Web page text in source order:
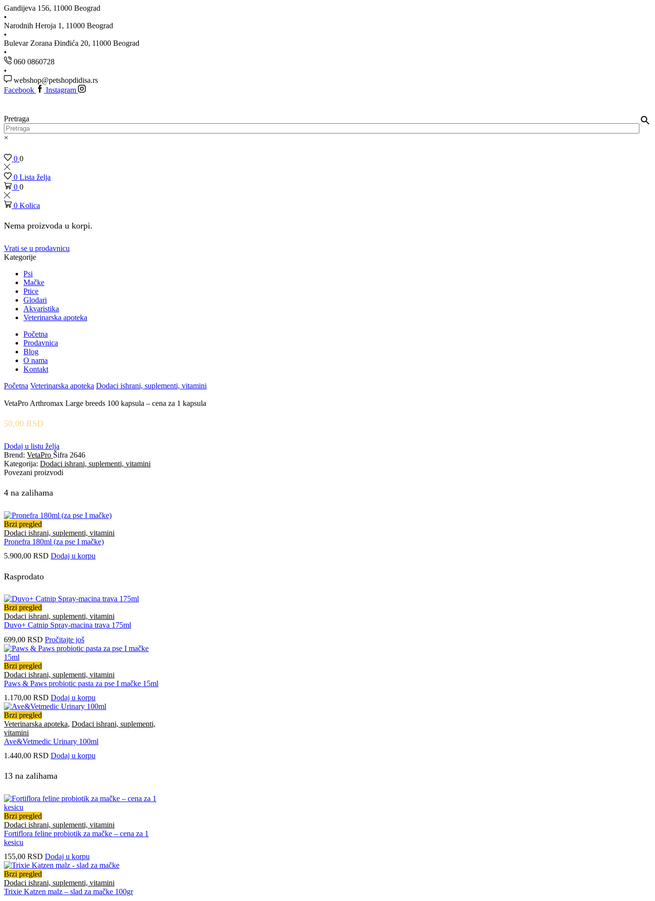
Gandijeva 156, 11000 Beograd
Narodnih Heroja 1, 11000 Beograd
Bulevar Zorana Đinđića 20, 11000 Beograd
060 0860728
webshop@petshopdidisa.rs
Facebook
Instagram
Pretraga
×
0 0
0 Lista želja
0 0
0 Kolica
Nema proizvoda u korpi.
Vrati se u prodavnicu
Kategorije
Psi
Mačke
Ptice
Glodari
Akvaristika
Veterinarska apoteka
Početna
Prodavnica
Blog
O nama
Kontakt
Početna Veterinarska apoteka Dodaci ishrani, suplementi, vitamini
VetaPro Arthromax Large breeds 100 kapsula – cena za 1 kapsula
50,00 RSD
Dodaj u listu želja
Brend: VetaPro Šifra 2646
Kategorija: Dodaci ishrani, suplementi, vitamini
Povezani proizvodi
4 na zalihama
Brzi pregled
Dodaci ishrani, suplementi, vitamini
Pronefra 180ml (za pse I mačke)
5.900,00 RSD Dodaj u korpu
Rasprodato
Brzi pregled
Dodaci ishrani, suplementi, vitamini
Duvo+ Catnip Spray-macina trava 175ml
699,00 RSD Pročitajte još
Brzi pregled
Dodaci ishrani, suplementi, vitamini
Paws & Paws probiotic pasta za pse I mačke 15ml
1.170,00 RSD Dodaj u korpu
Brzi pregled
Veterinarska apoteka, Dodaci ishrani, suplementi,
vitamini
Ave&Vetmedic Urinary 100ml
1.440,00 RSD Dodaj u korpu
13 na zalihama
Brzi pregled
Dodaci ishrani, suplementi, vitamini
Fortiflora feline probiotik za mačke – cena za 1
kesicu
155,00 RSD Dodaj u korpu
Brzi pregled
Dodaci ishrani, suplementi, vitamini
Trixie Katzen malz – slad za mačke 100gr